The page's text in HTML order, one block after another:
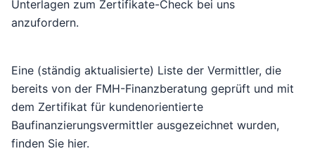
Unterlagen zum Zertifikate-Check bei uns
anzufordern.
Eine (ständig aktualisierte) Liste der Vermittler, die
bereits von der FMH-Finanzberatung geprüft und mit
dem Zertifikat für kundenorientierte
Baufinanzierungsvermittler ausgezeichnet wurden,
finden Sie hier.